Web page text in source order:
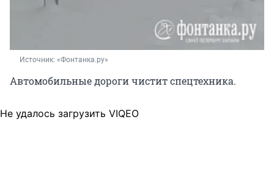
Источник: «Фонтанка.ру»
Автомобильные дороги чистит спецтехника.
Не удалось загрузить VIQEO